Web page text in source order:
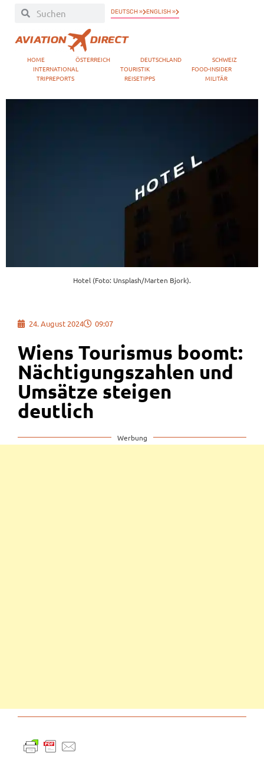
DEUTSCH » ENGLISH »
HOME ÖSTERREICH DEUTSCHLAND
SCHWEIZ
INTERNATIONAL
TOURISTIK
FOOD-INSIDER
TRIPREPORTS
REISETIPPS MILITÄR
Hotel (Foto: Unsplash/Marten Bjork).
24. August 2024 09:07
Wiens Tourismus boomt:
Nächtigungszahlen und
Umsätze steigen
deutlich
Werbung